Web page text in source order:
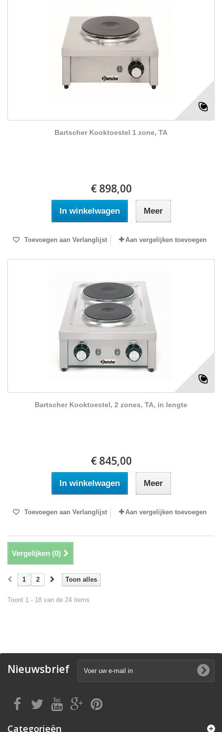
Bartscher Kooktoestel 1 zone, TA
€ 898,00
In winkelwagen Meer
Toevoegen aan Verlanglijst Aan vergelijken toevoegen
Bartscher Kooktoestel, 2 zones, TA, in lengte
€ 845,00
In winkelwagen Meer
Toevoegen aan Verlanglijst Aan vergelijken toevoegen
Vergelijken (0)
Toon alles
1 2
Toont 1 - 18 van de 24 items
Nieuwsbrief
Categorieën